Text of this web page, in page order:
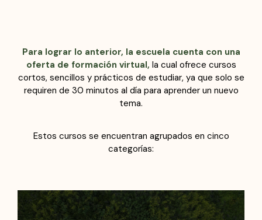
Para lograr lo anterior, la escuela cuenta con una
oferta de formación virtual, la cual ofrece cursos
cortos, sencillos y prácticos de estudiar, ya que solo se
requiren de 30 minutos al día para aprender un nuevo
tema.
Estos cursos se encuentran agrupados en cinco
categorías: